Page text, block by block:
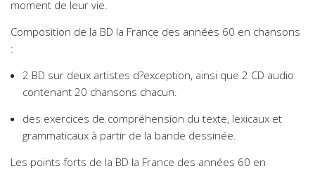
moment de leur vie.
Composition de la BD la France des années 60 en chansons
:
2 BD sur deux artistes d?exception, ainsi que 2 CD audio
contenant 20 chansons chacun.
des exercices de compréhension du texte, lexicaux et
grammaticaux à partir de la bande dessinée.
Les points forts de la BD la France des années 60 en